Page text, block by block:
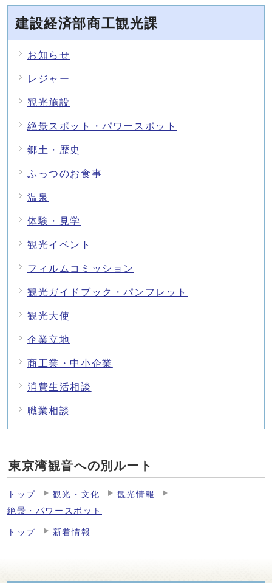
建設経済部商工観光課
お知らせ
レジャー
観光施設
絶景スポット・パワースポット
郷土・歴史
ふっつのお食事
温泉
体験・見学
観光イベント
フィルムコミッション
観光ガイドブック・パンフレット
観光大使
企業立地
商工業・中小企業
消費生活相談
職業相談
東京湾観音への別ルート
トップ 観光・文化
観光情報
絶景・パワースポット
トップ 新着情報